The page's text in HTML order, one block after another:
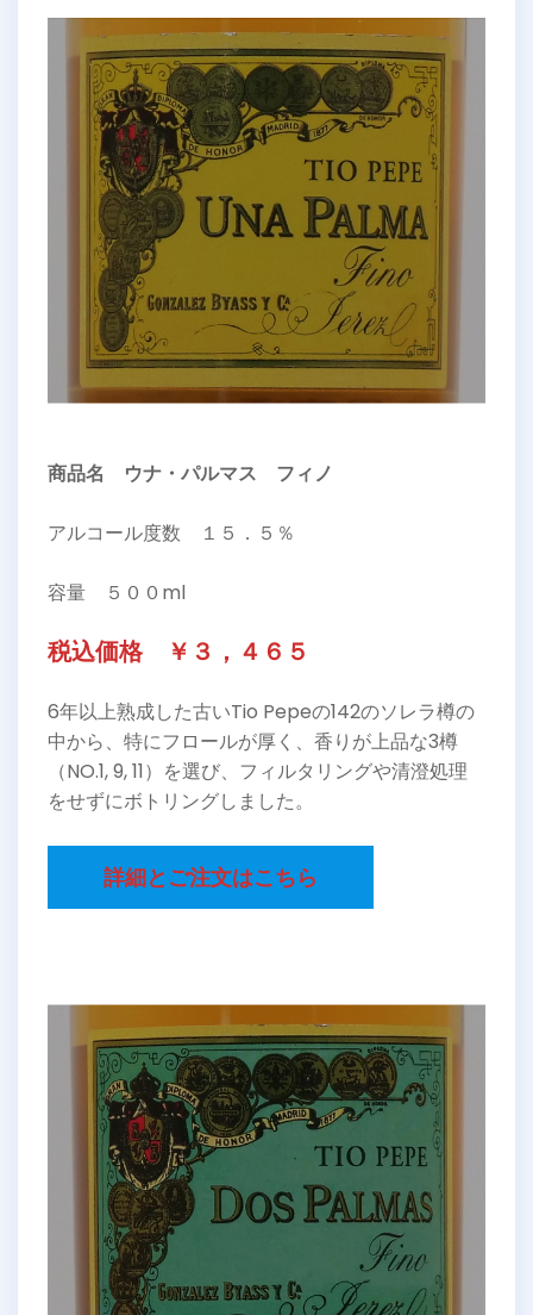
商品名 ウナ・パルマス フィノ
アルコール度数 １５．５％
容量 ５００ml
税込価格 ￥３，４６５
6年以上熟成した古いTio Pepeの142のソレラ樽の
中から、特にフロールが厚く、香りが上品な3樽
（NO.1, 9, 11）を選び、フィルタリングや清澄処理
をせずにボトリングしました。
詳細とご注文はこちら